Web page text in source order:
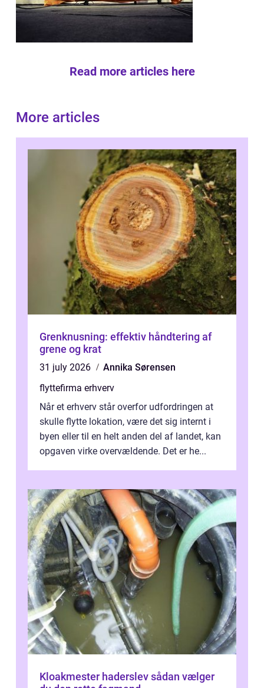
Read more articles here
More articles
Grenknusning: effektiv håndtering af
grene og krat
31 july 2026
Annika Sørensen
flyttefirma erhverv
Når et erhverv står overfor udfordringen at
skulle flytte lokation, være det sig internt i
byen eller til en helt anden del af landet, kan
opgaven virke overvældende. Det er he...
Kloakmester haderslev sådan vælger